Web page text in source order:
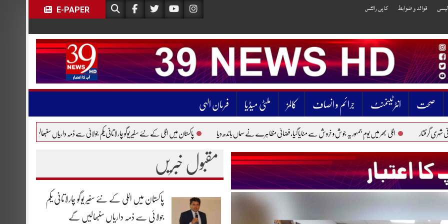
E-PAPER قوائد و ضوابط
کاپی رائٹس
صحت انٹرٹینمنٹ جرائم و انصاف کالمز ملٹی میڈیا فرمان الہی
اٹلی بھر میں یومِ جمہوریہ جوش و خروش سے منایا گیا، فضائی مظاہرے نے سماں باندھ دیا پاکستان میں اٹلی کے نئے سفیر یوگو چارلاتانی یکم جولائی سے ذمہ داریاں سنبھالیں گے
مقبول خبریں
پاکستان میں اٹلی کے نئے سفیر یوگو چارلاتانی یکم
جولائی سے ذمہ داریاں سنبھالیں گے